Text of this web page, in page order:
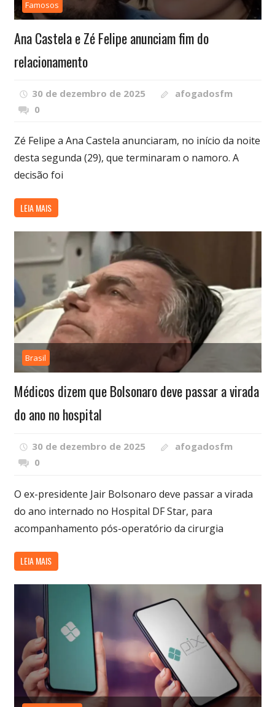
Famosos
Ana Castela e Zé Felipe anunciam fim do
relacionamento
30 de dezembro de 2025
afogadosfm
0
Zé Felipe a Ana Castela anunciaram, no início da noite
desta segunda (29), que terminaram o namoro. A
decisão foi
LEIA MAIS
Brasil
Médicos dizem que Bolsonaro deve passar a virada
do ano no hospital
30 de dezembro de 2025
afogadosfm
0
O ex-presidente Jair Bolsonaro deve passar a virada
do ano internado no Hospital DF Star, para
acompanhamento pós-operatório da cirurgia
LEIA MAIS